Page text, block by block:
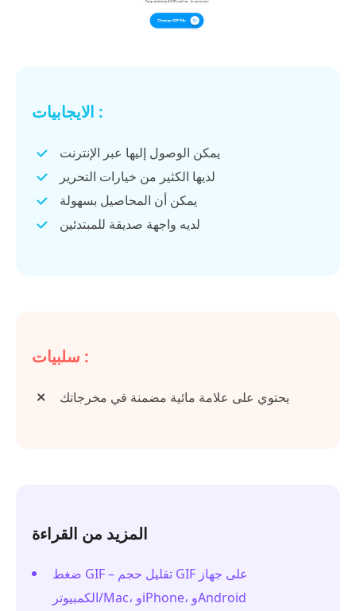
الايجابيات :
يمكن الوصول إليها عبر الإنترنت
لديها الكثير من خيارات التحرير
يمكن أن المحاصيل بسهولة
لديه واجهة صديقة للمبتدئين
سلبيات :
يحتوي على علامة مائية مضمنة في مخرجاتك
المزيد من القراءة
ضغط GIF – تقليل حجم GIF على جهاز
الكمبيوتر/Mac، وiPhone، وAndroid